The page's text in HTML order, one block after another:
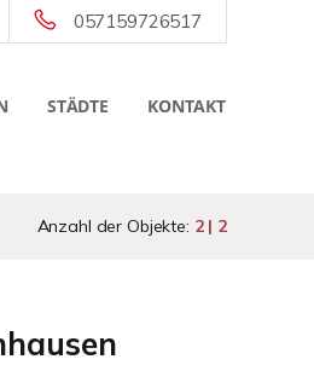
057159726517
STÄDTE KONTAKT
Anzahl der Objekte: 2 | 2